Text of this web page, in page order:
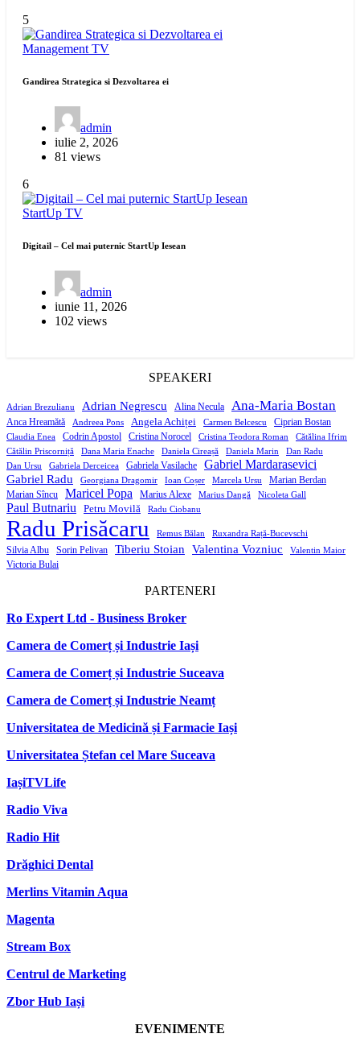
5
Management TV
Gandirea Strategica si Dezvoltarea ei
admin
iulie 2, 2026
81 views
6
StartUp TV
Digitail – Cel mai puternic StartUp Iesean
admin
iunie 11, 2026
102 views
SPEAKERI
Adrian Brezulianu Adrian Negrescu Alina Necula Ana-Maria Bostan
Anca Hreamătă Andreea Pons Angela Achiței Carmen Belcescu Ciprian Bostan
Claudia Enea Codrin Apostol Cristina Norocel Cristina Teodora Roman
Cătălina Ifrim
Cătălin Priscorniță
Dana Maria Enache Daniela Cireașă Daniela Marin
Dan Radu
Dan Ursu
Gabriela Derceicea Gabriela Vasilache Gabriel Mardarasevici
Gabriel Radu Georgiana Dragomir Ioan Coșer Marcela Ursu
Marian Berdan
Marian Sîncu
Maricel Popa Marius Alexe Marius Dangă Nicoleta Gall
Paul Butnariu Petru Movilă Radu Ciobanu
Radu Prisăcaru Remus Bălan Ruxandra Rață-Bucevschi
Silvia Albu Sorin Pelivan Tiberiu Stoian Valentina Vozniuc Valentin Maior
Victoria Bulai
PARTENERI
Ro Expert Ltd - Business Broker
Camera de Comerț și Industrie Iași
Camera de Comerț și Industrie Suceava
Camera de Comerț și Industrie Neamț
Universitatea de Medicină și Farmacie Iași
Universitatea Ștefan cel Mare Suceava
IașiTVLife
Radio Viva
Radio Hit
Drăghici Dental
Merlins Vitamin Aqua
Magenta
Stream Box
Centrul de Marketing
Zbor Hub Iași
EVENIMENTE